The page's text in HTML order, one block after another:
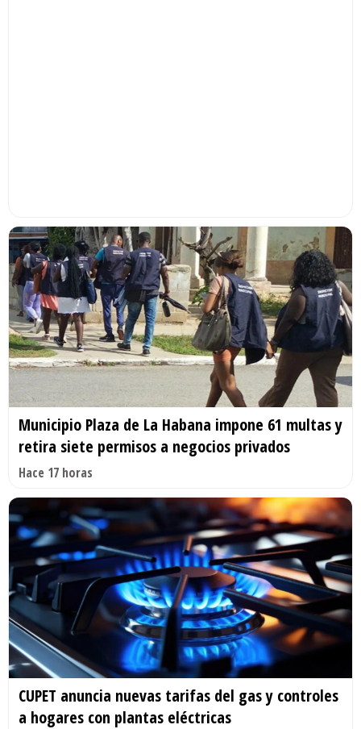
Municipio Plaza de La Habana impone 61 multas y
retira siete permisos a negocios privados
Hace 17 horas
CUPET anuncia nuevas tarifas del gas y controles
a hogares con plantas eléctricas